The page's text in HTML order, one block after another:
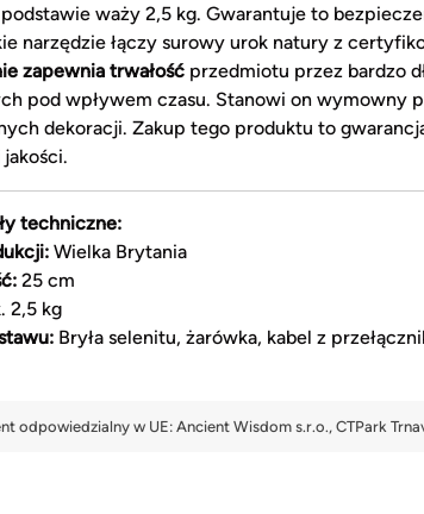
waży 2,5 kg. Gwarantuje to
narzędzie łączy surowy urok natury z
zapewnia trwałość przedmiotu przez bardzo
pod wpływem czasu. Stanowi on wymowny
dekoracji. Zakup tego produktu to
techniczne:
Wielka Brytania
25 cm
2,5 kg
Bryła selenitu, żarówka, kabel z